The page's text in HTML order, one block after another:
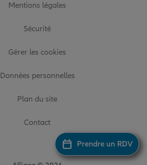
Prendre un RDV
Mentions légales
Sécurité
Gérer les cookies
Données personnelles
Plan du site
Contact